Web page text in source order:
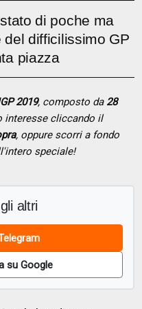
di poche ma
difficilissimo GP
piazza
2019, composto da 28
interesse cliccando il
, oppure scorri a fondo
speciale!
altri
su Google